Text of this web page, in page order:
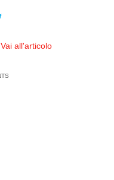
Vai all'articolo